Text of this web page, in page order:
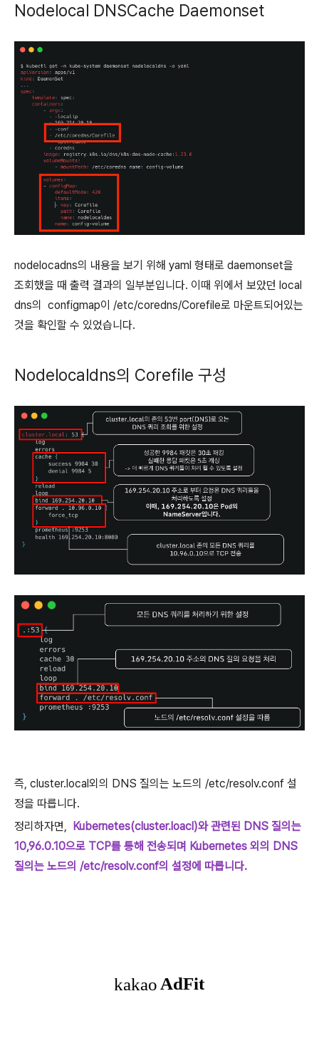
Nodelocal DNSCache Daemonset
nodelocadns의 내용을 보기 위해 yaml 형태로 daemonset을
조회했을 때 출력 결과의 일부분입니다. 이때 위에서 보았던 local
dns의 configmap이 /etc/coredns/Corefile로 마운트되어있는
것을 확인할 수 있었습니다.
Nodelocaldns의 Corefile 구성
즉, cluster.local외의 DNS 질의는 노드의 /etc/resolv.conf 설
정을 따릅니다.
정리하자면, Kubernetes(cluster.loacl)와 관련된 DNS 질의는
10,96.0.10으로 TCP를 통해 전송되며 Kubernetes 외의 DNS
질의는 노드의 /etc/resolv.conf의 설정에 따릅니다.